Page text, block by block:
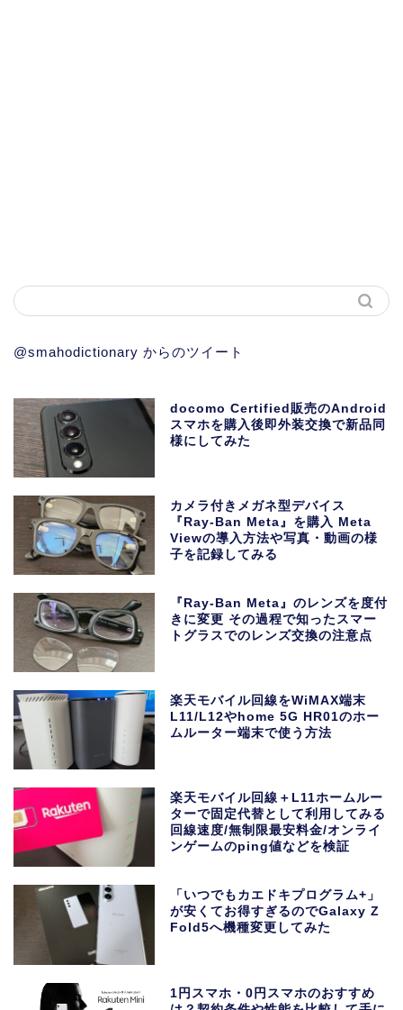
@smahodictionary からのツイート
docomo Certified販売のAndroid
スマホを購入後即外装交換で新品同
様にしてみた
カメラ付きメガネ型デバイス
『Ray-Ban Meta』を購入 Meta
Viewの導入方法や写真・動画の様
子を記録してみる
『Ray-Ban Meta』のレンズを度付
きに変更 その過程で知ったスマー
トグラスでのレンズ交換の注意点
楽天モバイル回線をWiMAX端末
L11/L12やhome 5G HR01のホー
ムルーター端末で使う方法
楽天モバイル回線＋L11ホームルー
ターで固定代替として利用してみる
回線速度/無制限最安料金/オンライ
ンゲームのping値などを検証
「いつでもカエドキプログラム+」
が安くてお得すぎるのでGalaxy Z
Fold5へ機種変更してみた
1円スマホ・0円スマホのおすすめ